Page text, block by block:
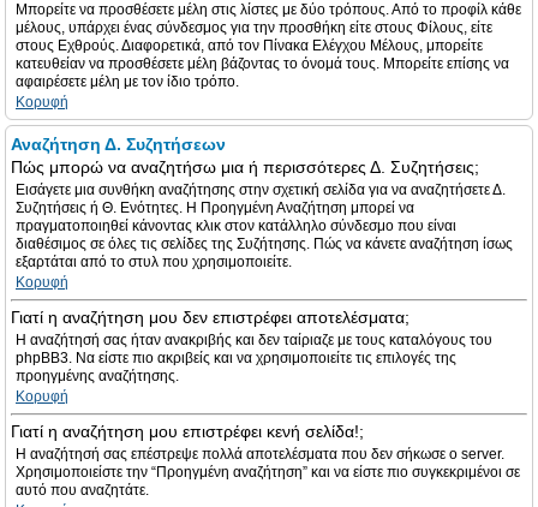
Μπορείτε να προσθέσετε μέλη στις λίστες με δύο τρόπους. Από το προφίλ κάθε
μέλους, υπάρχει ένας σύνδεσμος για την προσθήκη είτε στους Φίλους, είτε
στους Εχθρούς. Διαφορετικά, από τον Πίνακα Ελέγχου Μέλους, μπορείτε
κατευθείαν να προσθέσετε μέλη βάζοντας το όνομά τους. Μπορείτε επίσης να
αφαιρέσετε μέλη με τον ίδιο τρόπο.
Κορυφή
Αναζήτηση Δ. Συζητήσεων
Πώς μπορώ να αναζητήσω μια ή περισσότερες Δ. Συζητήσεις;
Εισάγετε μια συνθήκη αναζήτησης στην σχετική σελίδα για να αναζητήσετε Δ.
Συζητήσεις ή Θ. Ενότητες. Η Προηγμένη Αναζήτηση μπορεί να
πραγματοποιηθεί κάνοντας κλικ στον κατάλληλο σύνδεσμο που είναι
διαθέσιμος σε όλες τις σελίδες της Συζήτησης. Πώς να κάνετε αναζήτηση ίσως
εξαρτάται από το στυλ που χρησιμοποιείτε.
Κορυφή
Γιατί η αναζήτηση μου δεν επιστρέφει αποτελέσματα;
Η αναζήτησή σας ήταν ανακριβής και δεν ταίριαζε με τους καταλόγους του
phpBB3. Να είστε πιο ακριβείς και να χρησιμοποιείτε τις επιλογές της
προηγμένης αναζήτησης.
Κορυφή
Γιατί η αναζήτηση μου επιστρέφει κενή σελίδα!;
Η αναζήτησή σας επέστρεψε πολλά αποτελέσματα που δεν σήκωσε ο server.
Χρησιμοποιείστε την “Προηγμένη αναζήτηση” και να είστε πιο συγκεκριμένοι σε
αυτό που αναζητάτε.